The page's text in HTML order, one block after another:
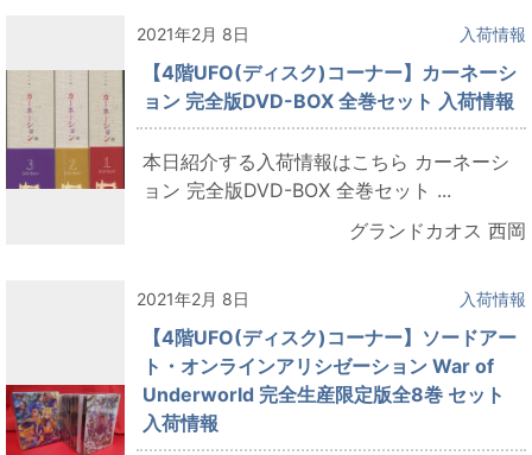
2021年2月 8日 入荷情報
【4階UFO(ディスク)コーナー】カーネーシ
ョン 完全版DVD-BOX 全巻セット 入荷情報
本日紹介する入荷情報はこちら カーネーシ
ョン 完全版DVD-BOX 全巻セット ...
グランドカオス 西岡
2021年2月 8日 入荷情報
【4階UFO(ディスク)コーナー】ソードアー
ト・オンラインアリシゼーション War of
Underworld 完全生産限定版全8巻 セット
入荷情報